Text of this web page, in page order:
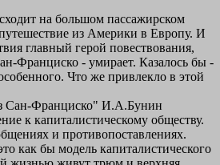
на большом пассажирском
из Америки в Европу. И
главный герой повествования,
Франциско - умирает. Казалось бы -
Что же привлекло в этой
Сан-Франциско" И.А.Бунин
к капиталистическому обществу.
и противопоставлениях.
как бы модель капиталистического